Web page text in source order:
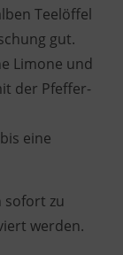
Teelöffel
gut.
Limone und
der Pfeffer-
eine
sofort zu
werden.